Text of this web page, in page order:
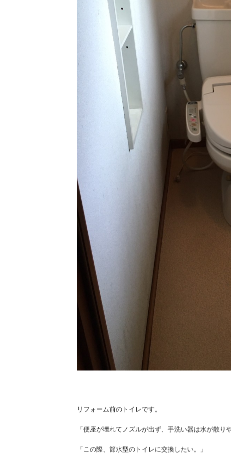
リフォーム前のトイレです。
「便座が壊れてノズルが出ず、手洗い器は水が散り
「この際、節水型のトイレに交換したい。」